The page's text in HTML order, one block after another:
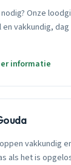
Onze
vakkundig,
informatie
vakkundig
als het is